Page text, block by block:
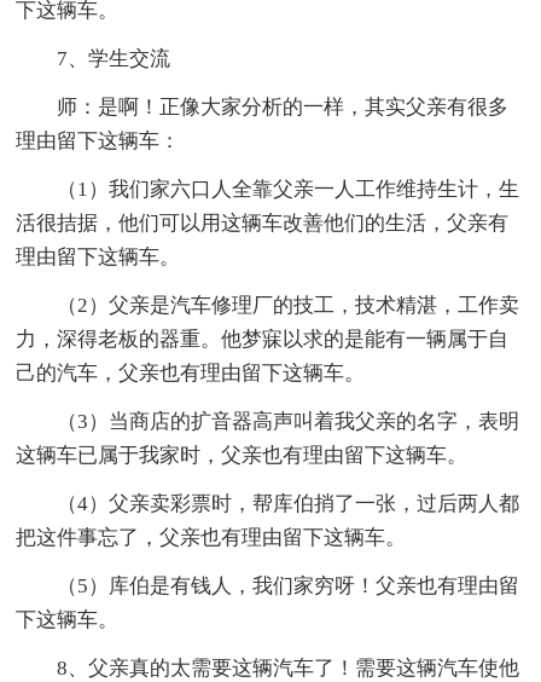
下这辆车。
7、学生交流
师：是啊！正像大家分析的一样，其实父亲有很多
理由留下这辆车：
（1）我们家六口人全靠父亲一人工作维持生计，生
活很拮据，他们可以用这辆车改善他们的生活，父亲有
理由留下这辆车。
（2）父亲是汽车修理厂的技工，技术精湛，工作卖
力，深得老板的器重。他梦寐以求的是能有一辆属于自
己的汽车，父亲也有理由留下这辆车。
（3）当商店的扩音器高声叫着我父亲的名字，表明
这辆车已属于我家时，父亲也有理由留下这辆车。
（4）父亲卖彩票时，帮库伯捎了一张，过后两人都
把这件事忘了，父亲也有理由留下这辆车。
（5）库伯是有钱人，我们家穷呀！父亲也有理由留
下这辆车。
8、父亲真的太需要这辆汽车了！需要这辆汽车使他